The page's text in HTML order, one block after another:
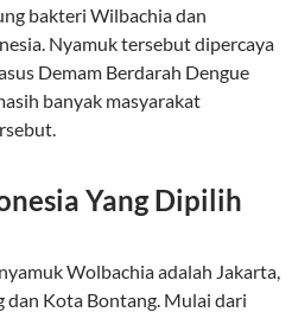
bakteri Wilbachia dan
Nyamuk tersebut dipercaya
Demam Berdarah Dengue
banyak masyarakat
Yang Dipilih
Wolbachia adalah Jakarta,
dan Kota Bontang. Mulai dari